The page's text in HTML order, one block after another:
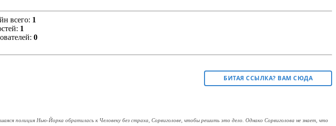
всего: 1
1
0
БИТАЯ ССЫЛКА? ВАМ СЮДА
полиция Нью-Йорка обратилась к Человеку без страха, Сорвиголове, чтобы решить это дело. Однако Сорвиголова не знает, что